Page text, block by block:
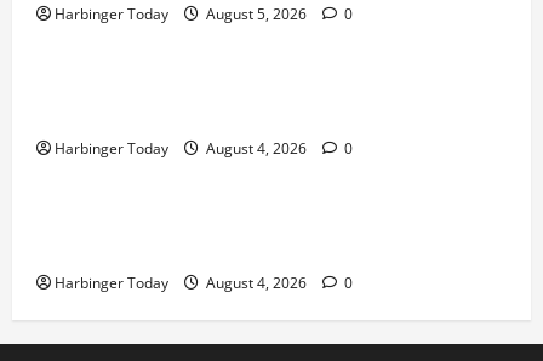
Harbinger Today August 5, 2026 0
Blog
Harbinger Today August 4, 2026 0
Blog
Harbinger Today August 4, 2026 0